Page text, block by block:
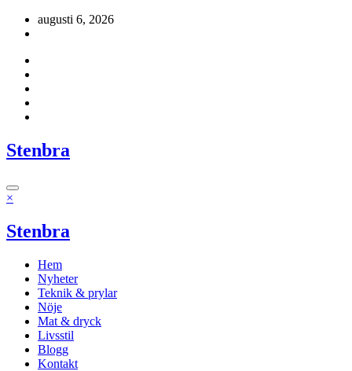
Hoppaaugusti 6, 2026
Stenbra
×
Stenbra
Hem
Nyheter
Teknik & prylar
Nöje
Mat & dryck
Livsstil
Blogg
Kontakt